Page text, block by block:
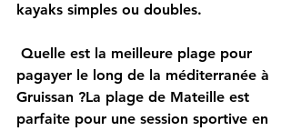
kayaks simples ou doubles.
pagayer le long de la méditerranée à
Gruissan ?La plage de Mateille est
parfaite pour une session sportive en